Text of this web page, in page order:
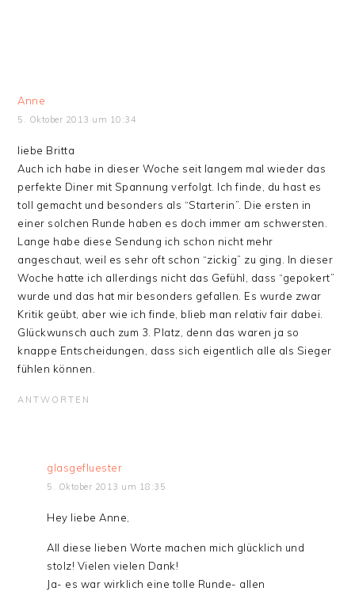
Anne
5. Oktober 2013 um 10:34
liebe Britta
Auch ich habe in dieser Woche seit langem mal wieder das
perfekte Diner mit Spannung verfolgt. Ich finde, du hast es
toll gemacht und besonders als “Starterin”. Die ersten in
einer solchen Runde haben es doch immer am schwersten.
Lange habe diese Sendung ich schon nicht mehr
angeschaut, weil es sehr oft schon “zickig” zu ging. In dieser
Woche hatte ich allerdings nicht das Gefühl, dass “gepokert”
wurde und das hat mir besonders gefallen. Es wurde zwar
Kritik geübt, aber wie ich finde, blieb man relativ fair dabei.
Glückwunsch auch zum 3. Platz, denn das waren ja so
knappe Entscheidungen, dass sich eigentlich alle als Sieger
fühlen können.
ANTWORTEN
glasgefluester
5. Oktober 2013 um 18:35
Hey liebe Anne,
All diese lieben Worte machen mich glücklich und
stolz! Vielen vielen Dank!
Ja- es war wirklich eine tolle Runde- allen